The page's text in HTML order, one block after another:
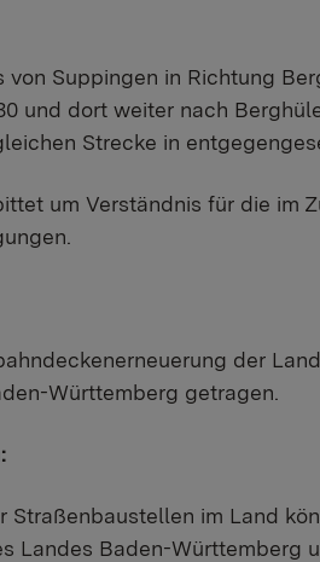
von Suppingen in Richtung
und dort weiter nach
Strecke in
um Verständnis für die im
der
Württemberg getragen.
Straßenbaustellen im Land
Landes Baden-Württemberg